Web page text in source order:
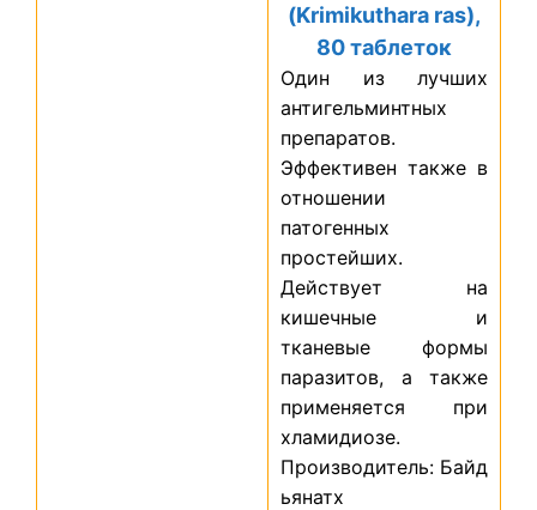
(Krimikuthara ras),
80 таблеток
Один из лучших
антигельминтных
препаратов.
Эффективен также в
отношении
патогенных
простейших.
Действует на
кишечные и
тканевые формы
паразитов, а также
применяется при
хламидиозе.
Производитель: Байд
ьянатх